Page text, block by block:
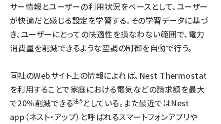
サー情報とユーザーの利用状況をベースとして、ユーザー
が快適だと感じる設定を学習する。その学習データに基づ
き、ユーザーにとっての快適性を損なわない範囲で、電力
消費量を削減できるような空調の制御を自動で行う。
同社のWebサイト上の情報によれば、Nest Thermostat
を利用することで家庭における電気などの請求額を最大
で20％削減できる注5 としている。また最近ではNest
app（ネスト・アップ）と呼ばれるスマートフォンアプリや